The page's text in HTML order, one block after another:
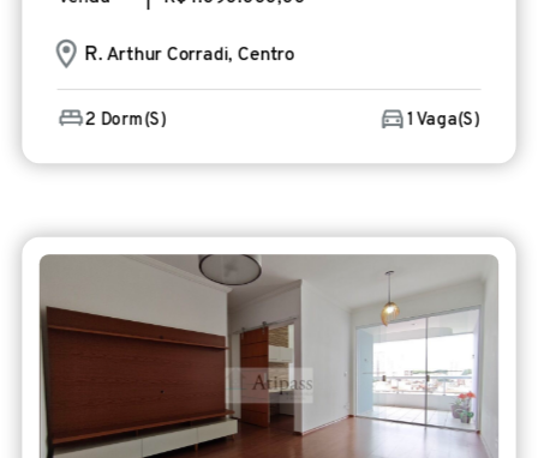
R. Arthur Corradi, Centro
2 Dorm(s) 1 Vaga(s)